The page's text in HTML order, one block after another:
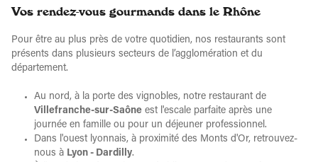
Vos rendez-vous gourmands dans le Rhône
Pour être au plus près de votre quotidien, nos restaurants sont
présents dans plusieurs secteurs de l’agglomération et du
département.
Au nord, à la porte des vignobles, notre restaurant de
Villefranche-sur-Saône est l'escale parfaite après une
journée en famille ou pour un déjeuner professionnel.
Dans l'ouest lyonnais, à proximité des Monts d'Or, retrouvez-
nous à Lyon - Dardilly.